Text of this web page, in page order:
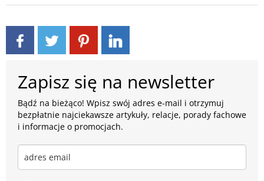
Zapisz się na newsletter
Bądź na bieżąco! Wpisz swój adres e-mail i otrzymuj
bezpłatnie najciekawsze artykuły, relacje, porady fachowe
i informacje o promocjach.